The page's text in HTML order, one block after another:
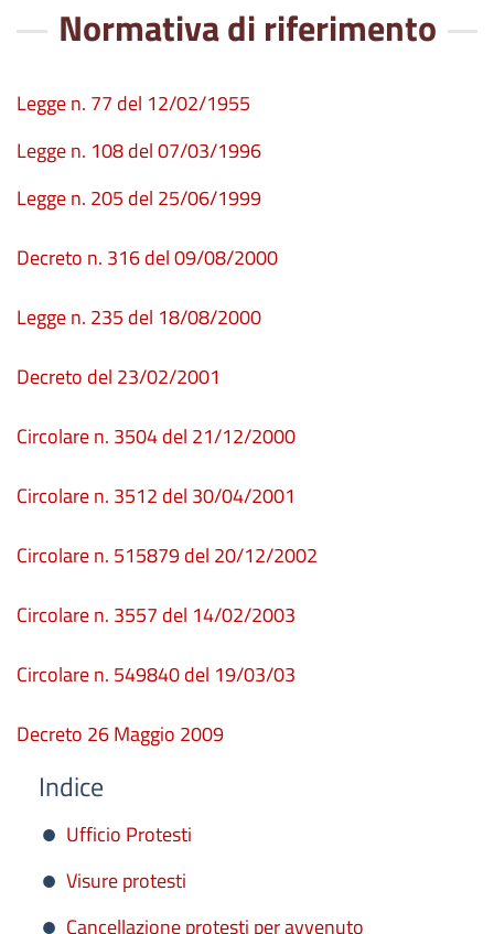
Normativa di riferimento
Legge n. 77 del 12/02/1955
Legge n. 108 del 07/03/1996
Legge n. 205 del 25/06/1999
Decreto n. 316 del 09/08/2000
Legge n. 235 del 18/08/2000
Decreto del 23/02/2001
Circolare n. 3504 del 21/12/2000
Circolare n. 3512 del 30/04/2001
Circolare n. 515879 del 20/12/2002
Circolare n. 3557 del 14/02/2003
Circolare n. 549840 del 19/03/03
Decreto 26 Maggio 2009
Indice
Ufficio Protesti
Visure protesti
Cancellazione protesti per avvenuto